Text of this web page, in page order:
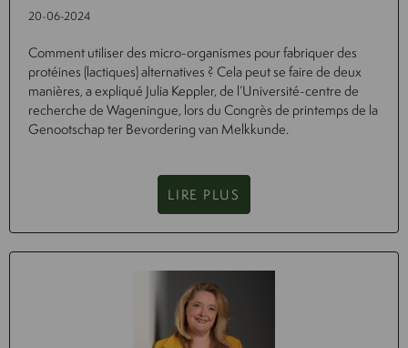
20-06-2024
Comment utiliser des micro-organismes pour fabriquer des
protéines (lactiques) alternatives ? Cela peut se faire de deux
manières, a expliqué Julia Keppler, de l’Université-centre de
recherche de Wageningue, lors du Congrès de printemps de la
Genootschap ter Bevordering van Melkkunde.
LIRE PLUS